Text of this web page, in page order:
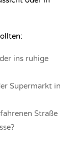
ins ruhige
Supermarkt in
Straße